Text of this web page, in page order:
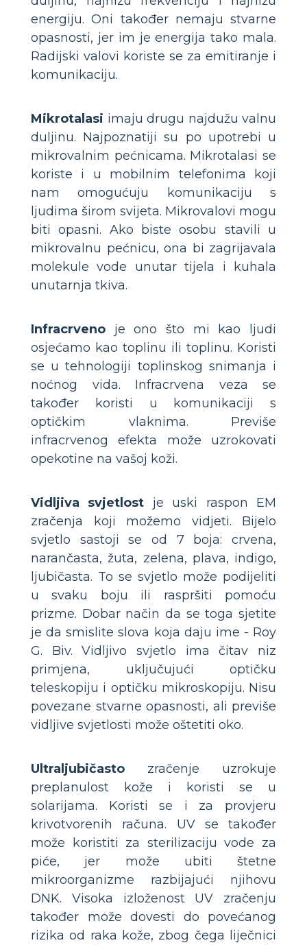
energiju. Oni također nemaju stvarne
opasnosti, jer im je energija tako mala.
Radijski valovi koriste se za emitiranje i
komunikaciju.
Mikrotalasi imaju drugu najdužu valnu
duljinu. Najpoznatiji su po upotrebi u
mikrovalnim pećnicama. Mikrotalasi se
koriste i u mobilnim telefonima koji
nam omogućuju komunikaciju s
ljudima širom svijeta. Mikrovalovi mogu
biti opasni. Ako biste osobu stavili u
mikrovalnu pećnicu, ona bi zagrijavala
molekule vode unutar tijela i kuhala
unutarnja tkiva.
Infracrveno je ono što mi kao ljudi
osjećamo kao toplinu ili toplinu. Koristi
se u tehnologiji toplinskog snimanja i
noćnog vida. Infracrvena veza se
također koristi u komunikaciji s
optičkim vlaknima. Previše
infracrvenog efekta može uzrokovati
opekotine na vašoj koži.
Vidljiva svjetlost je uski raspon EM
zračenja koji možemo vidjeti. Bijelo
svjetlo sastoji se od 7 boja: crvena,
narančasta, žuta, zelena, plava, indigo,
ljubičasta. To se svjetlo može podijeliti
u svaku boju ili raspršiti pomoću
prizme. Dobar način da se toga sjetite
je da smislite slova koja daju ime - Roy
G. Biv. Vidljivo svjetlo ima čitav niz
primjena, uključujući optičku
teleskopiju i optičku mikroskopiju. Nisu
povezane stvarne opasnosti, ali previše
vidljive svjetlosti može oštetiti oko.
Ultraljubičasto zračenje uzrokuje
preplanulost kože i koristi se u
solarijama. Koristi se i za provjeru
krivotvorenih računa. UV se također
može koristiti za sterilizaciju vode za
piće, jer može ubiti štetne
mikroorganizme razbijajući njihovu
DNK. Visoka izloženost UV zračenju
također može dovesti do povećanog
rizika od raka kože, zbog čega liječnici